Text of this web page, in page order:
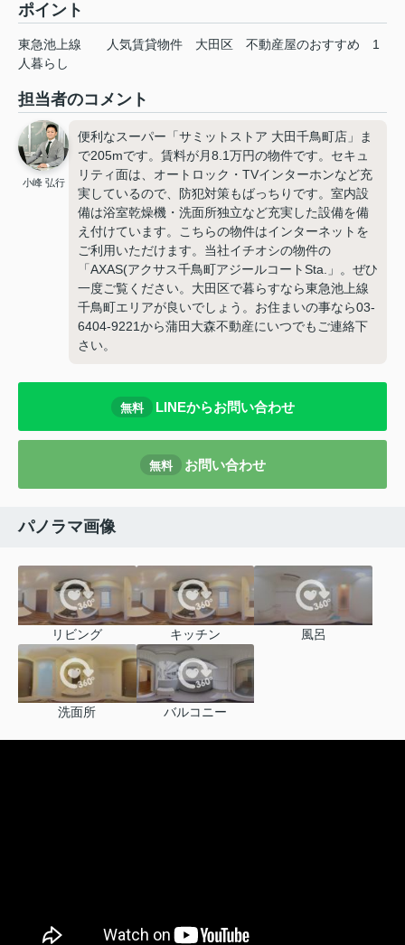
ポイント
東急池上線 人気賃貸物件 大田区 不動産屋のおすすめ
1
人暮らし
担当者のコメント
小峰 弘行
便利なスーパー「サミットストア 大田千鳥町店」ま
で205mです。賃料が月8.1万円の物件です。セキュ
リティ面は、オートロック・TVインターホンなど充
実しているので、防犯対策もばっちりです。室内設
備は浴室乾燥機・洗面所独立など充実した設備を備
え付けています。こちらの物件はインターネットを
ご利用いただけます。当社イチオシの物件の
「AXAS(アクサス千鳥町アジールコートSta.」。ぜひ
一度ご覧ください。大田区で暮らすなら東急池上線
千鳥町エリアが良いでしょう。お住まいの事なら03-
6404-9221から蒲田大森不動産にいつでもご連絡下
さい。
無料 LINEからお問い合わせ
無料 お問い合わせ
パノラマ画像
リビング キッチン 風呂
洗面所 バルコニー